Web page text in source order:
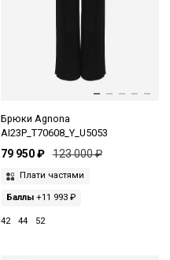
Брюки Agnona
AI23P_T70608_Y_U5053
79 950 ₽ 123 000 ₽
Плати частями
Баллы+11 993 ₽
42 44 52